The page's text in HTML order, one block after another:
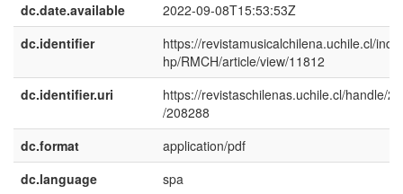
dc.date.available
2022-09-08T15:53:53Z
dc.identifier
https://revistamusicalchilena.uchile.cl/
hp/RMCH/article/view/11812
dc.identifier.uri
https://revistaschilenas.uchile.cl/handle/
/208288
dc.format
application/pdf
dc.language
spa